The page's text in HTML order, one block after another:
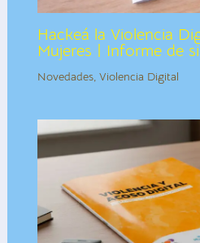
Hackeá la Violencia
Mujeres | Informe de
Novedades, Violencia Digital